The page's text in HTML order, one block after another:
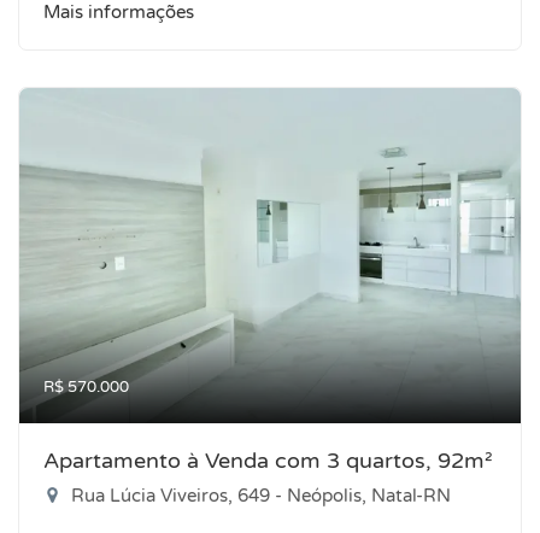
Mais informações
R$ 570.000
Apartamento à Venda com 3 quartos, 92m²
Rua Lúcia Viveiros, 649 - Neópolis, Natal-RN